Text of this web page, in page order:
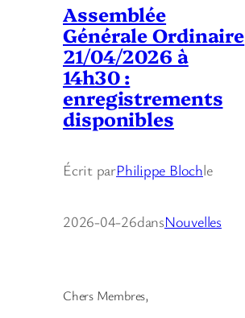
Assemblée
Générale Ordinaire
21/04/2026 à
14h30 :
enregistrements
disponibles
Écrit parPhilippe Blochle
2026-04-26dansNouvelles
Chers Membres,